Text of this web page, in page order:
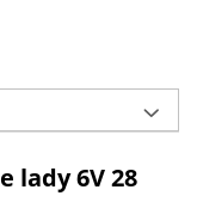
lady 6V 28